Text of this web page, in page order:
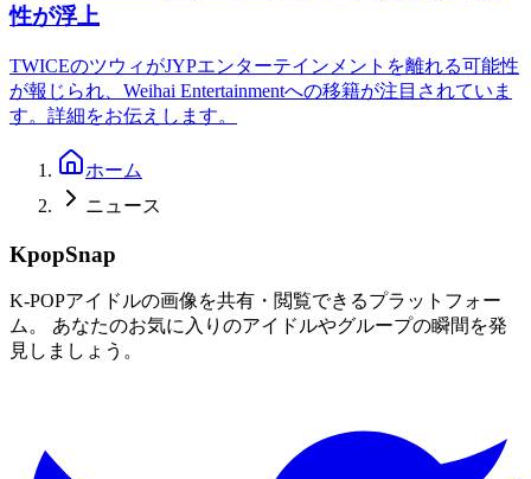
性が浮上
TWICEのツウィがJYPエンターテインメントを離れる可能性
が報じられ、Weihai Entertainmentへの移籍が注目されていま
す。詳細をお伝えします。
ホーム
ニュース
KpopSnap
K-POPアイドルの画像を共有・閲覧できるプラットフォー
ム。 あなたのお気に入りのアイドルやグループの瞬間を発
見しましょう。